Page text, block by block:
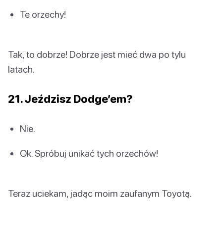
Te orzechy!
Tak, to dobrze! Dobrze jest mieć dwa po tylu
latach.
21. Jeździsz Dodge’em?
Nie.
Ok. Spróbuj unikać tych orzechów!
Teraz uciekam, jadąc moim zaufanym Toyotą.